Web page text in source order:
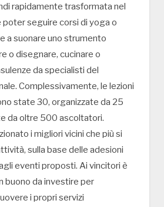
rapidamente trasformata nel
seguire corsi di yoga o
a suonare uno strumento
o disegnare, cucinare o
da specialisti del
Complessivamente, le lezioni
state 30, organizzate da 25
da oltre 500 ascoltatori.
i migliori vicini che più si
sulla base delle adesioni
eventi proposti. Ai vincitori è
buono da investire per
i propri servizi